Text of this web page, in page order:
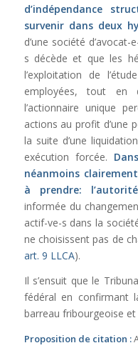
d’indépendance
survenir dans deux
d’une société
s décède et que les
l’exploitation de
employées, tout en
l’actionnaire unique
actions au profit d’une
la suite d’une
exécution forcée.
néanmoins
à prendre:
informée du
actif-ve-s dans la
ne choisissent pas de
art. 9 LLCA).
Il s’ensuit que le
fédéral en confirmant
barreau fribourgeoise
Proposition de citation :